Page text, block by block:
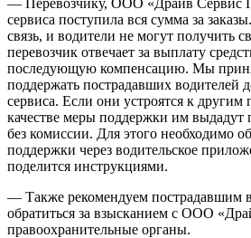
сервиса поступила вся сумма за заказы.
связь, и водители не могут получить
перевозчик отвечает за выплату
последующую компенсацию. Мы
поддержать пострадавших водителей
сервиса. Если они устроятся к другим
качестве меры поддержки им выдадут
без комиссии. Для этого необходимо
поддержки через водительское
поделится инструкциями.
— Также рекомендуем пострадавшим
обратиться за взысканием с ООО
правоохранительные органы.